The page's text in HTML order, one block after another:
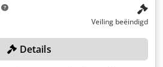
Veiling beëindigd
Details